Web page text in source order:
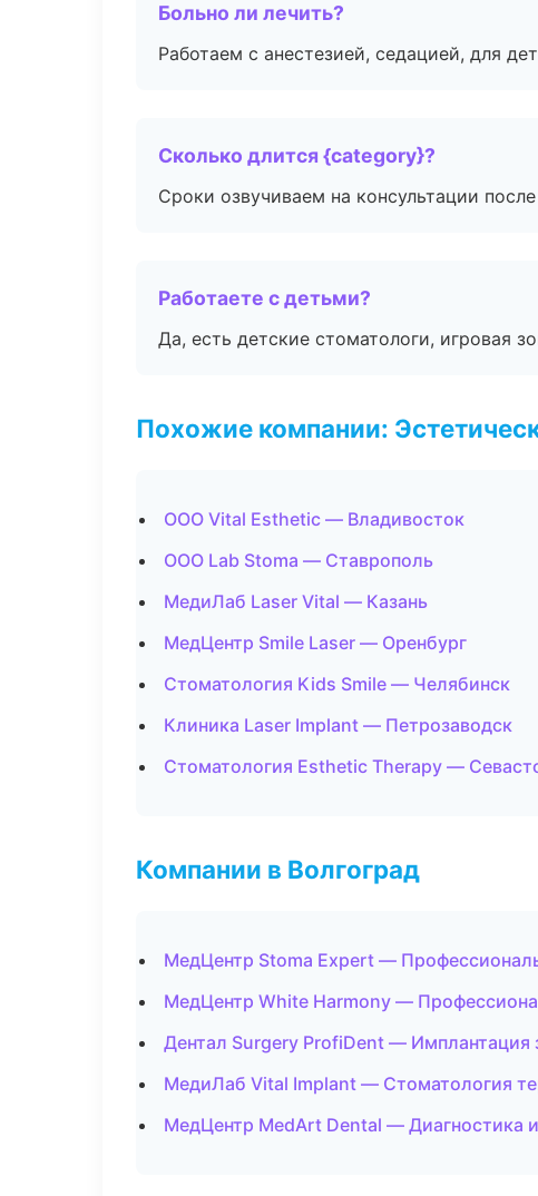
Больно ли лечить?
Работаем с анестезией, седацией, для
Сколько длится {category}?
Сроки озвучиваем на консультации
Работаете с детьми?
Да, есть детские стоматологи, игровая
Похожие компании:
ООО Vital Esthetic — Владивосток
ООО Lab Stoma — Ставрополь
МедиЛаб Laser Vital — Казань
МедЦентр Smile Laser — Оренбург
Стоматология Kids Smile — Челябинск
Клиника Laser Implant — Петрозаводск
Стоматология Esthetic Therapy —
Компании в Волгоград
МедЦентр Stoma Expert —
МедЦентр White Harmony —
Дентал Surgery ProfiDent — Имплантация
МедиЛаб Vital Implant — Стоматология
МедЦентр MedArt Dental — Диагностика и